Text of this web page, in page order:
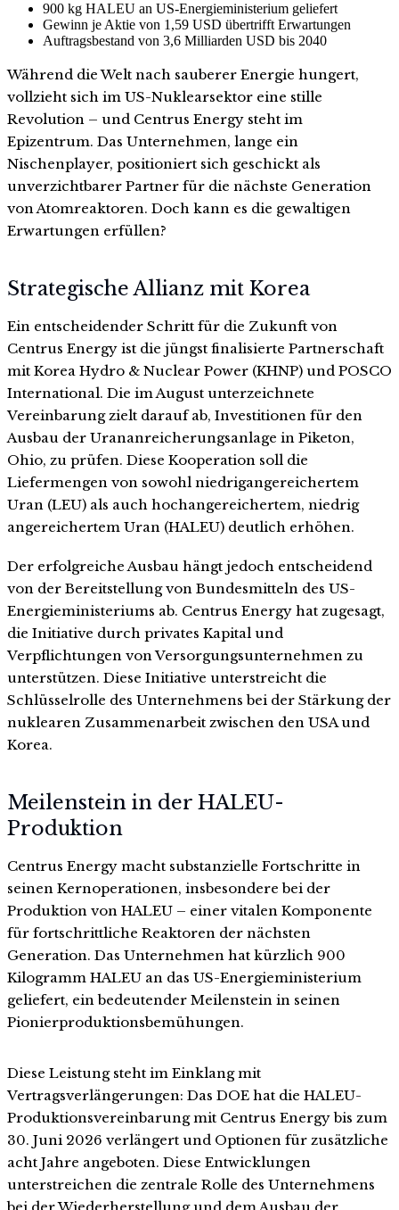
900 kg HALEU an US-Energieministerium geliefert
Gewinn je Aktie von 1,59 USD übertrifft Erwartungen
Auftragsbestand von 3,6 Milliarden USD bis 2040
Während die Welt nach sauberer Energie hungert,
vollzieht sich im US-Nuklearsektor eine stille
Revolution – und Centrus Energy steht im
Epizentrum. Das Unternehmen, lange ein
Nischenplayer, positioniert sich geschickt als
unverzichtbarer Partner für die nächste Generation
von Atomreaktoren. Doch kann es die gewaltigen
Erwartungen erfüllen?
Strategische Allianz mit Korea
Ein entscheidender Schritt für die Zukunft von
Centrus Energy ist die jüngst finalisierte Partnerschaft
mit Korea Hydro & Nuclear Power (KHNP) und POSCO
International. Die im August unterzeichnete
Vereinbarung zielt darauf ab, Investitionen für den
Ausbau der Urananreicherungsanlage in Piketon,
Ohio, zu prüfen. Diese Kooperation soll die
Liefermengen von sowohl niedrigangereichertem
Uran (LEU) als auch hochangereichertem, niedrig
angereichertem Uran (HALEU) deutlich erhöhen.
Der erfolgreiche Ausbau hängt jedoch entscheidend
von der Bereitstellung von Bundesmitteln des US-
Energieministeriums ab. Centrus Energy hat zugesagt,
die Initiative durch privates Kapital und
Verpflichtungen von Versorgungsunternehmen zu
unterstützen. Diese Initiative unterstreicht die
Schlüsselrolle des Unternehmens bei der Stärkung der
nuklearen Zusammenarbeit zwischen den USA und
Korea.
Meilenstein in der HALEU-
Produktion
Centrus Energy macht substanzielle Fortschritte in
seinen Kernoperationen, insbesondere bei der
Produktion von HALEU – einer vitalen Komponente
für fortschrittliche Reaktoren der nächsten
Generation. Das Unternehmen hat kürzlich 900
Kilogramm HALEU an das US-Energieministerium
geliefert, ein bedeutender Meilenstein in seinen
Pionierproduktionsbemühungen.
Diese Leistung steht im Einklang mit
Vertragsverlängerungen: Das DOE hat die HALEU-
Produktionsvereinbarung mit Centrus Energy bis zum
30. Juni 2026 verlängert und Optionen für zusätzliche
acht Jahre angeboten. Diese Entwicklungen
unterstreichen die zentrale Rolle des Unternehmens